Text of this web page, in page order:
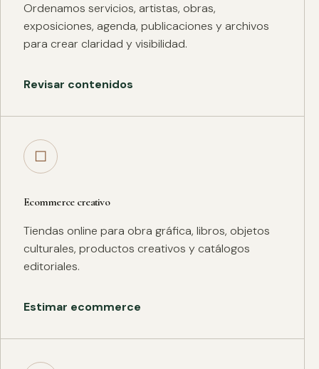
Ordenamos servicios, artistas, obras,
exposiciones, agenda, publicaciones y archivos
para crear claridad y visibilidad.
Revisar contenidos
□
Ecommerce creativo
Tiendas online para obra gráfica, libros, objetos
culturales, productos creativos y catálogos
editoriales.
Estimar ecommerce